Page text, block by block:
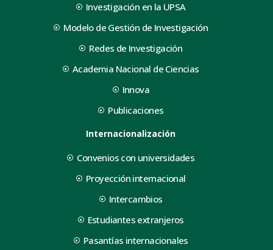
Investigación en la UPSA
Modelo de Gestión de Investigación
Redes de Investigación
Academia Nacional de Ciencias
Innova
Publicaciones
Internacionalización
Convenios con universidades
Proyección internacional
Intercambios
Estudiantes extranjeros
Pasantías internacionales